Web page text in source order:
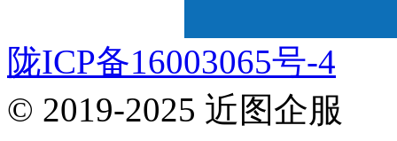
陇ICP备16003065号-4
© 2019-2025 近图企服